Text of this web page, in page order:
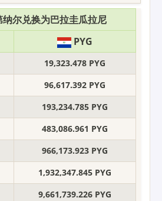
纳尔兑换为巴拉圭瓜拉尼
PYG
19,323.478 PYG
96,617.392 PYG
193,234.785 PYG
483,086.961 PYG
966,173.923 PYG
1,932,347.845 PYG
9,661,739.226 PYG